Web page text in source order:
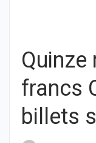
francs
billets